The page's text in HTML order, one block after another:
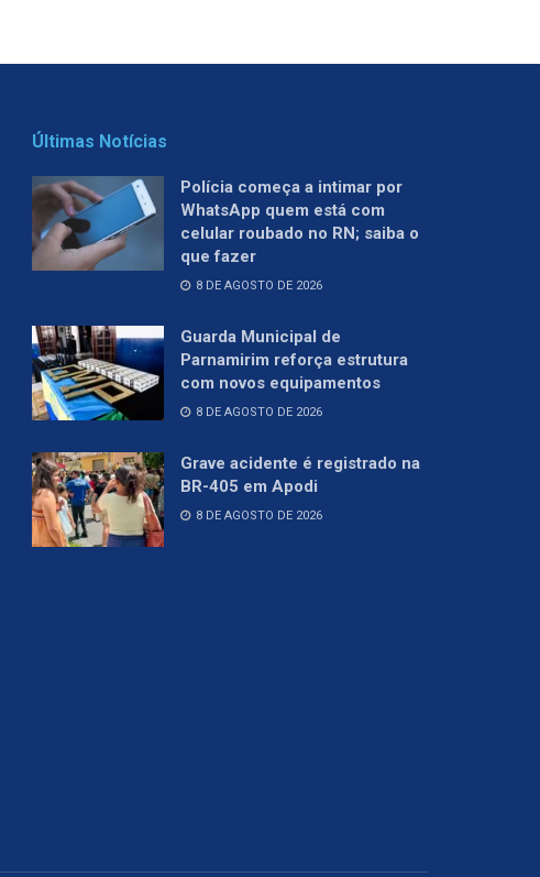
Últimas Notícias
Polícia começa a intimar por
WhatsApp quem está com
celular roubado no RN; saiba o
que fazer
8 DE AGOSTO DE 2026
Guarda Municipal de
Parnamirim reforça estrutura
com novos equipamentos
8 DE AGOSTO DE 2026
Grave acidente é registrado na
BR-405 em Apodi
8 DE AGOSTO DE 2026